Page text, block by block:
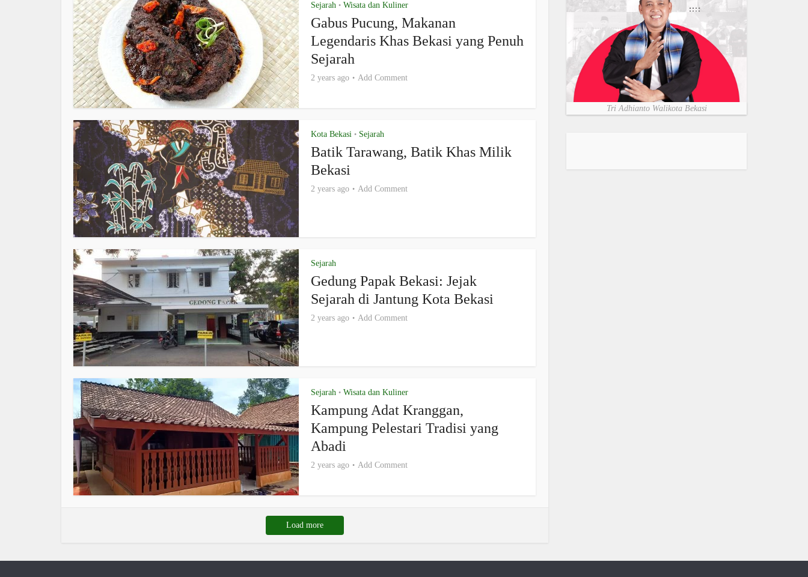
Sejarah • Wisata dan Kuliner
Gabus Pucung, Makanan
Legendaris Khas Bekasi yang Penuh
Sejarah
2 years ago Add Comment
Kota Bekasi • Sejarah
Batik Tarawang, Batik Khas Milik
Bekasi
2 years ago Add Comment
Sejarah
Gedung Papak Bekasi: Jejak
Sejarah di Jantung Kota Bekasi
2 years ago Add Comment
Sejarah • Wisata dan Kuliner
Kampung Adat Kranggan,
Kampung Pelestari Tradisi yang
Abadi
2 years ago Add Comment
Load more
Tri Adhianto Walikota Bekasi